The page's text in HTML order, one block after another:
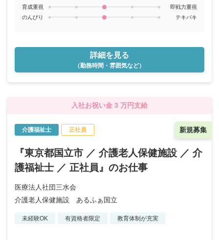
育成重視
即戦力重視
のんびり
テキパキ
詳細を見る
（勤務時間・雰囲気など）
入社お祝い金 3 万円支給
新規募集
介護福祉士 正社員
『東京都国立市 ／ 介護老人保健施設 ／ 介
護福祉士 ／ 正社員』のお仕事
医療法人社団三水会
介護老人保健施設 あるふぁ国立
未経験OK 有資格者限定 教育体制が充実